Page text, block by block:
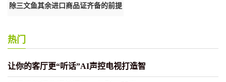
除三文鱼其余进口商品证齐备的前提
热门
让你的客厅更“听话”AI声控电视打造智